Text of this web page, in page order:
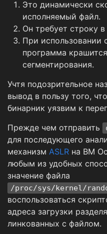
Это динамически
исполняемый файл.
Он требует строку в
При использовании
программа
сегментирования.
Учтя подозрительное
вывод в пользу того,
бинарник уязвим к
Прежде чем отправить
для последующего
механизм ASLR на ВМ
любым из удобных
значение файла
/proc/sys/kernel/
воспользоваться
адреса загрузки
линкованных с файлом.